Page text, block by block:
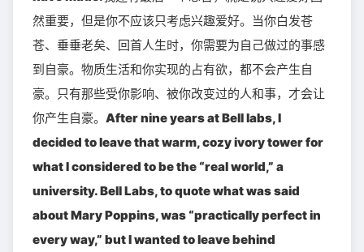
然重要，但是你不应该只考虑兴趣爱好。当你白发苍
苍、垂垂老矣、回首人生时，你需要为自己做过的事感
到自豪。物质生活和你实现的占有欲，都不会产生自
豪。只有那些受你影响、被你改变过的人和事，才会让
你产生自豪。 After nine years at Bell labs, I
decided to leave that warm, cozy ivory tower for
what I considered to be the “real world,” a
university. Bell Labs, to quote what was said
about Mary Poppins, was “practically perfect in
every way,” but I wanted to leave behind